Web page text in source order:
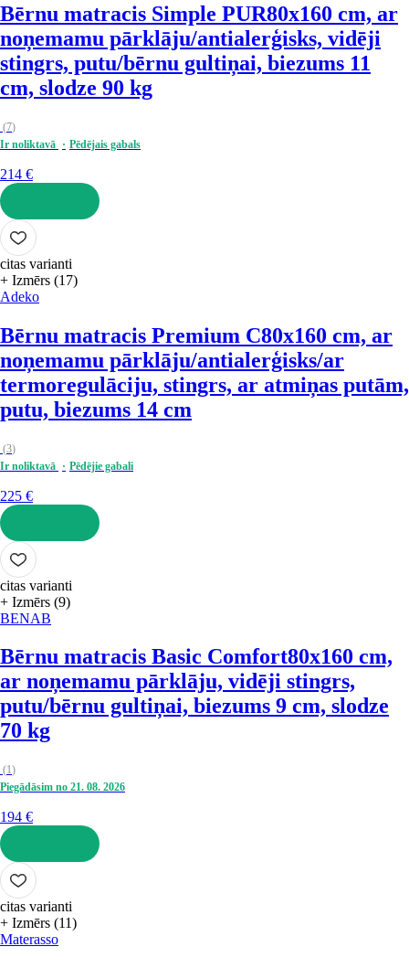
Bērnu matracis Simple PUR80x160 cm, ar
noņemamu pārklāju/antialerģisks, vidēji
stingrs, putu/bērnu gultiņai, biezums 11
cm, slodze 90 kg
(7)
Ir noliktavā
Pēdējais gabals
214 €
LIKT GROZĀ
citas varianti
+ Izmērs (17)
Adeko
Bērnu matracis Premium C80x160 cm, ar
noņemamu pārklāju/antialerģisks/ar
termoregulāciju, stingrs, ar atmiņas putām,
putu, biezums 14 cm
(3)
Ir noliktavā
Pēdējie gabali
225 €
LIKT GROZĀ
citas varianti
+ Izmērs (9)
BENAB
Bērnu matracis Basic Comfort80x160 cm,
ar noņemamu pārklāju, vidēji stingrs,
putu/bērnu gultiņai, biezums 9 cm, slodze
70 kg
(1)
Piegādāsim no 21. 08. 2026
194 €
LIKT GROZĀ
citas varianti
+ Izmērs (11)
Materasso